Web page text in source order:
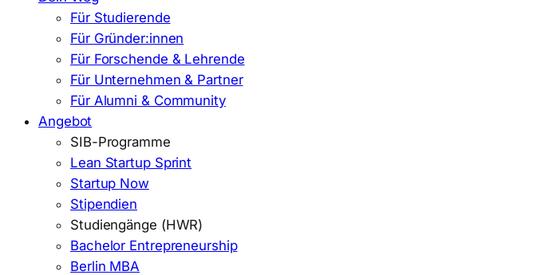
Für Studierende
Für Gründer:innen
Für Forschende & Lehrende
Für Unternehmen & Partner
Für Alumni & Community
Angebot
SIB-Programme
Lean Startup Sprint
Startup Now
Stipendien
Studiengänge (HWR)
Bachelor Entrepreneurship
Berlin MBA